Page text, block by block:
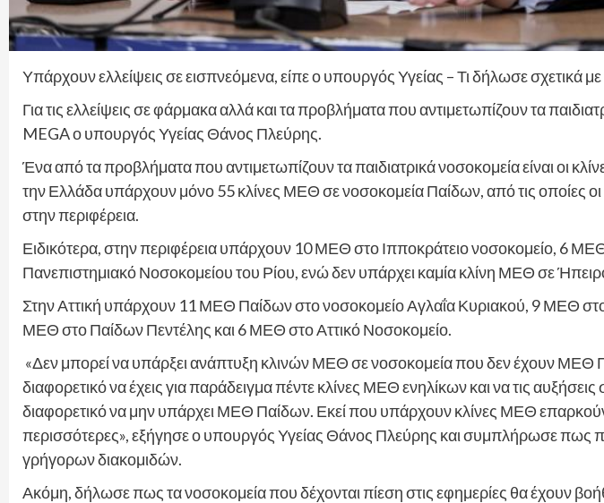
Υπάρχουν ελλείψεις σε εισπνεόμενα, είπε ο υπουργός Υγείας – Τι δήλωσε σχετικά
Για τις ελλείψεις σε φάρμακα αλλά και τα προβλήματα που αντιμετωπίζουν τα
MEGA ο υπουργός Υγείας Θάνος Πλεύρης.
Ένα από τα προβλήματα που αντιμετωπίζουν τα παιδιατρικά νοσοκομεία είναι οι
την Ελλάδα υπάρχουν μόνο 55 κλίνες ΜΕΘ σε νοσοκομεία Παίδων, από τις οποίες οι
στην περιφέρεια.
Ειδικότερα, στην περιφέρεια υπάρχουν 10 ΜΕΘ στο Ιπποκράτειο νοσοκομείο, 6
Πανεπιστημιακό Νοσοκομείου του Ρίου, ενώ δεν υπάρχει καμία κλίνη ΜΕΘ σε
Στην Αττική υπάρχουν 11 ΜΕΘ Παίδων στο νοσοκομείο Αγλαΐα Κυριακού, 9 ΜΕΘ
ΜΕΘ στο Παίδων Πεντέλης και 6 ΜΕΘ στο Αττικό Νοσοκομείο.
«Δεν μπορεί να υπάρξει ανάπτυξη κλινών ΜΕΘ σε νοσοκομεία που δεν έχουν ΜΕΘ
διαφορετικό να έχεις για παράδειγμα πέντε κλίνες ΜΕΘ ενηλίκων και να τις αυξήσεις
διαφορετικό να μην υπάρχει ΜΕΘ Παίδων. Εκεί που υπάρχουν κλίνες ΜΕΘ
περισσότερες», εξήγησε ο υπουργός Υγείας Θάνος Πλεύρης και συμπλήρωσε πως
γρήγορων διακομιδών.
Ακόμη, δήλωσε πως τα νοσοκομεία που δέχονται πίεση στις εφημερίες θα έχουν